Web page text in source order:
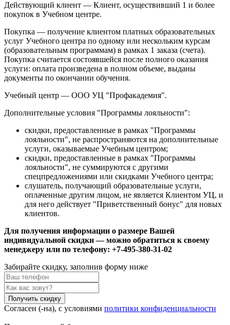
Действующий клиент — Клиент, осуществивший 1 и более
покупок в Учебном центре.
Покупка — получение клиентом платных образовательных
услуг Учебного центра по одному или нескольким курсам
(образовательным программам) в рамках 1 заказа (счета).
Покупка считается состоявшейся после полного оказания
услуги: оплата произведена в полном объеме, выданы
документы по окончании обучения.
Учебный центр — ООО УЦ "Профакадемия".
Дополнительные условия "Программы лояльности":
скидки, предоставленные в рамках "Программы
лояльности", не распространяются на дополнительные
услуги, оказываемые Учебным центром;
скидки, предоставленные в рамках "Программы
лояльности", не суммируются с другими
спецпредложениями или скидками Учебного центра;
слушатель, получающий образовательные услуги,
оплаченные другим лицом, не является Клиентом УЦ, и
для него действует "Приветственный бонус" для новых
клиентов.
Для получения информации о размере Вашей
индивидуальной скидки — можно обратиться к своему
менеджеру или по телефону: +7-495-380-31-02
Забирайте скидку, заполнив форму ниже
Получить скидку
Согласен (-на), с условиями политики конфиденциальности